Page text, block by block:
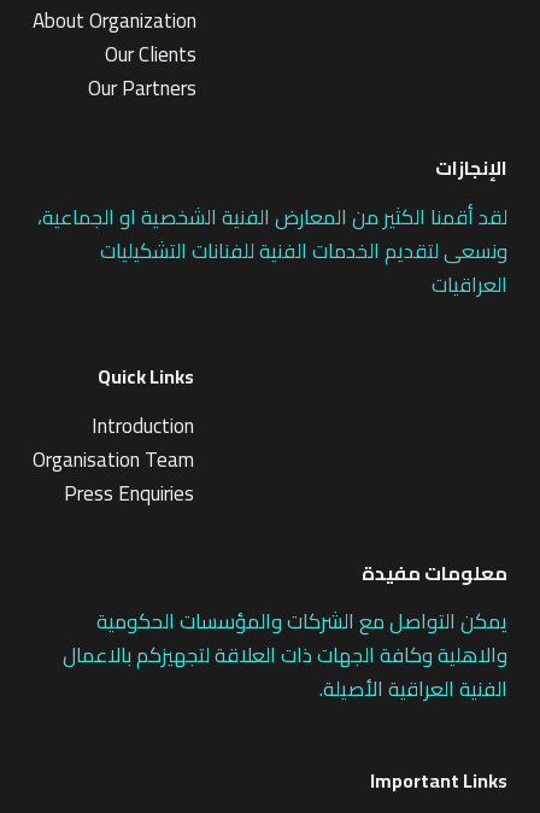
About Organization
Our Clients
Our Partners
الإنجازات
لقد أقمنا الكثير من المعارض الفنية الشخصية او الجماعية،
ونسعى لتقديم الخدمات الفنية للفنانات التشكيليات
العراقيات
Quick Links
Introduction
Organisation Team
Press Enquiries
معلومات مفيدة
يمكن التواصل مع الشركات والمؤسسات الحكومية
والاهلية وكافة الجهات ذات العلاقة لتجهيزكم بالاعمال
الفنية العراقية الأصيلة.
Important Links